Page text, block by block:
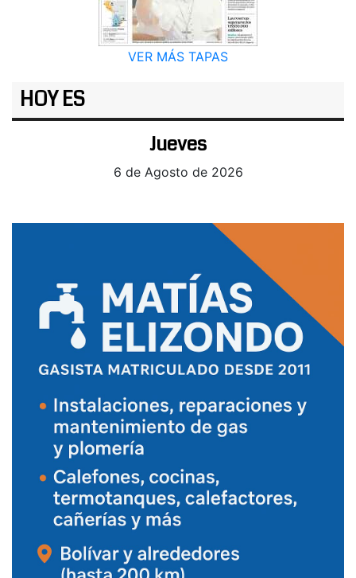
VER MÁS TAPAS
HOY ES
Jueves
6 de Agosto de 2026